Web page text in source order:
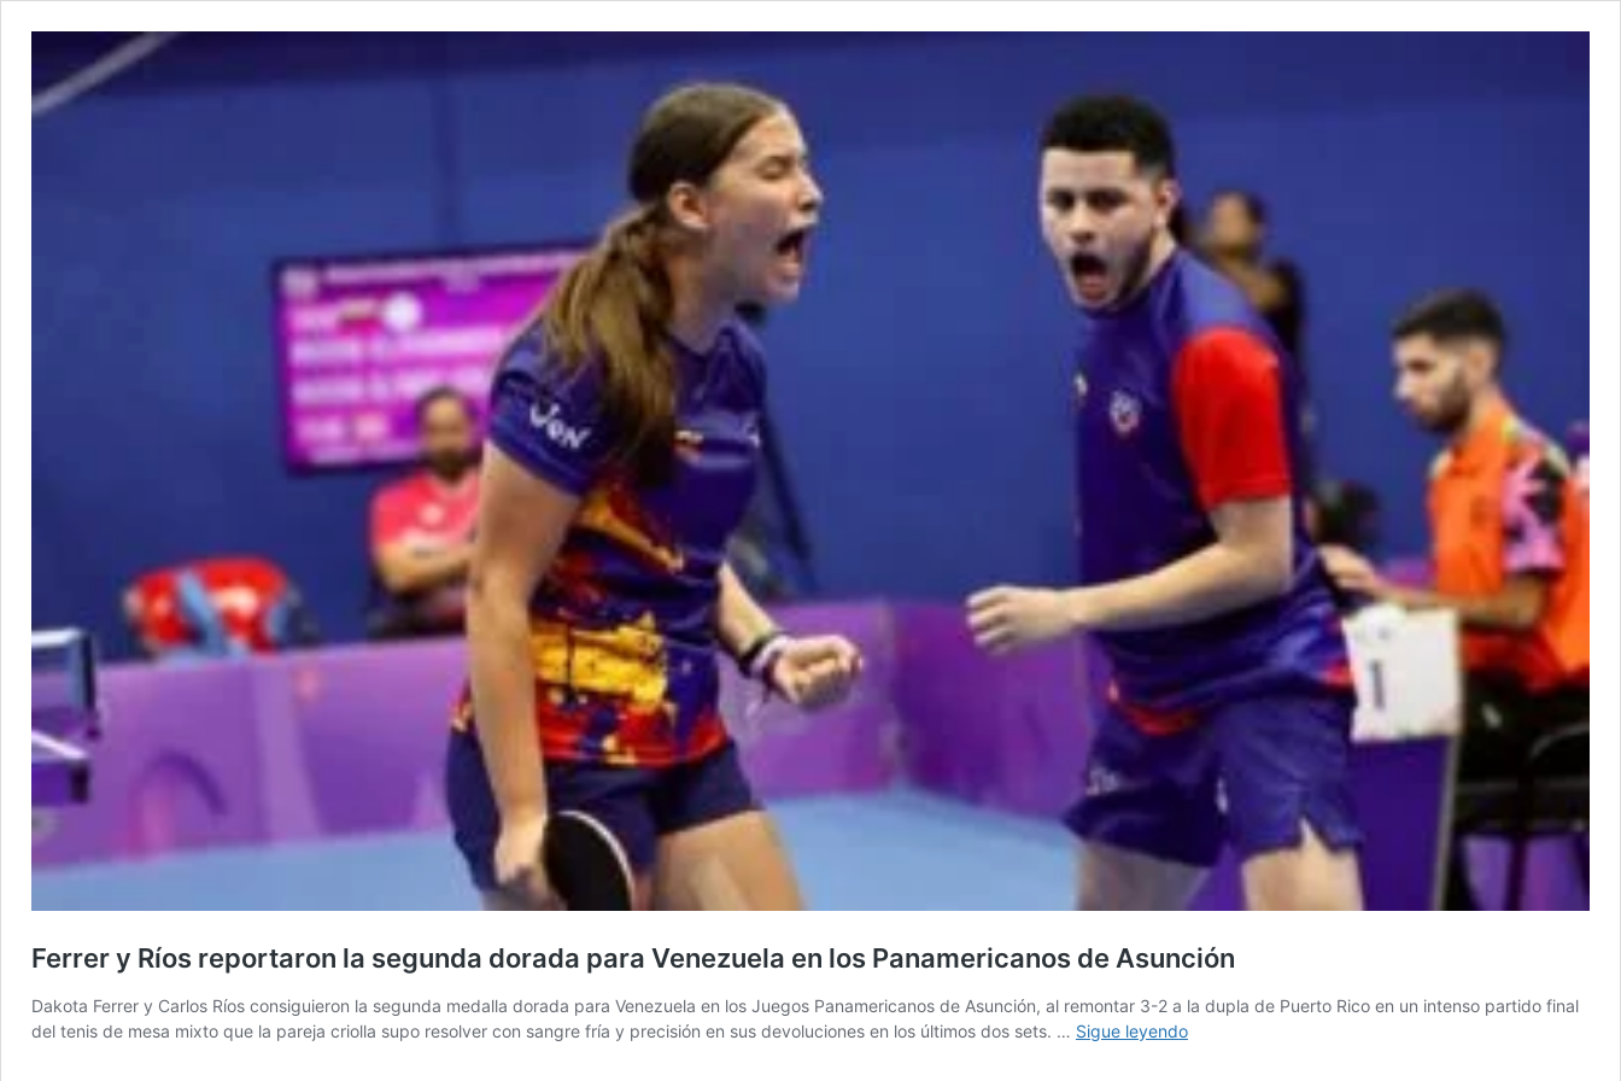
Ferrer y Ríos reportaron la segunda dorada para Venezuela en los Panamericanos de Asunción
Dakota Ferrer y Carlos Ríos consiguieron la segunda medalla dorada para Venezuela en los Juegos Panamericanos de Asunción, al remontar 3-2 a la dupla de Puerto Rico en un intenso partido final
del tenis de mesa mixto que la pareja criolla supo resolver con sangre fría y precisión en sus devoluciones en los últimos dos sets. … Sigue leyendoFerrer